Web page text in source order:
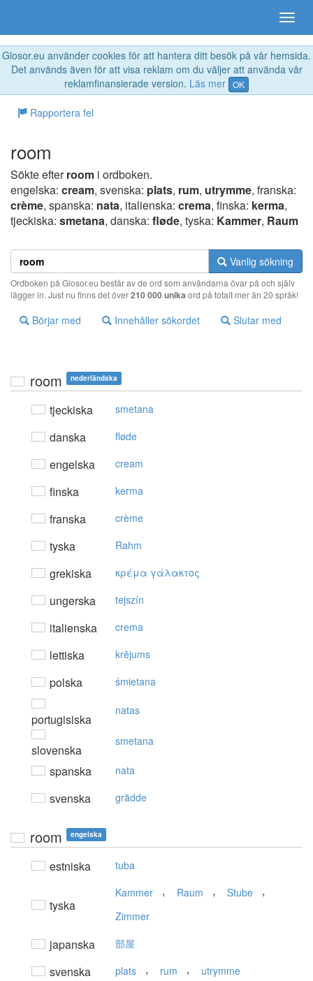
Glosor.eu använder cookies för att hantera ditt besök på vår hemsida.
Det används även för att visa reklam om du väljer att använda vår
reklamfinansierade version. Läs mer OK
Rapportera fel
room
Sökte efterroom i ordboken.
engelska: cream, svenska: plats, rum, utrymme, franska:
crème, spanska: nata, italienska: crema, finska: kerma,
tjeckiska: smetana, danska: fløde, tyska: Kammer, Raum
Vanlig sökning
Ordboken på Glosor.eu består av de ord som användarna övar på och själv
lägger in. Just nu finns det över210 000 unika ord på totalt mer än 20 språk!
Börjar med Innehåller sökordet Slutar med
room nederländska
tjeckiska smetana
danska fløde
engelska cream
finska kerma
franska crème
tyska Rahm
grekiska κρέμα γάλακτoς
ungerska tejszín
italienska crema
lettiska krējums
polska śmietana
portugisiska
natas
slovenska
smetana
spanska nata
svenska grädde
room engelska
estniska tuba
tyska
Kammer , Raum , Stube ,
Zimmer
japanska 部屋
svenska plats , rum , utrymme